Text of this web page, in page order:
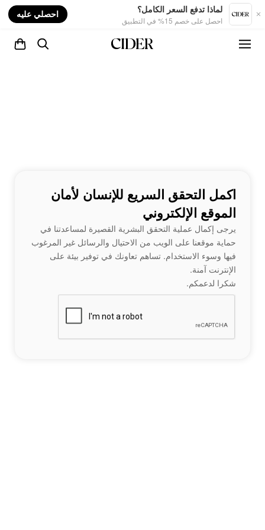
لماذا تدفع السعر الكامل؟
احصل على خصم 15% في التطبيق
احصلي عليه
اكمل التحقق السريع للإنسان لأمان
الموقع الإلكتروني
يرجى إكمال عملية التحقق البشرية القصيرة لمساعدتنا في
حماية موقعنا على الويب من الاحتيال والرسائل غير المرغوب
فيها وسوء الاستخدام. تساهم تعاونك في توفير بيئة على
الإنترنت آمنة.
شكرا لدعمكم.